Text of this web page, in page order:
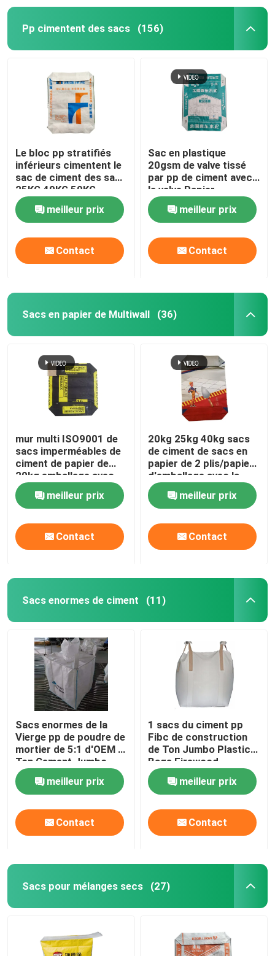
Pp cimentent des sacs (156)
Le bloc pp stratifiés
inférieurs cimentent le
sac de ciment des sacs
25KG 40KG 50KG
Adstar
meilleur prix
Contact
Sac en plastique
20gsm de valve tissé
par pp de ciment avec
la valve Papier
d'emballage Brown
meilleur prix
Contact
Sacs en papier de Multiwall (36)
mur multi ISO9001 de
sacs imperméables de
ciment de papier de
20kg emballage avec
l'adhésif
meilleur prix
Contact
20kg 25kg 40kg sacs
de ciment de sacs en
papier de 2 plis/papier
d'emballage avec la
poudre adhésive
meilleur prix
Contact
Sacs enormes de ciment (11)
Sacs enormes de la
Vierge pp de poudre de
mortier de 5:1 d'OEM 1
Ton Cement Jumbo
Bags
meilleur prix
Contact
1 sacs du ciment pp
Fibc de construction
de Ton Jumbo Plastic
Bags Firewood
meilleur prix
Contact
Sacs pour mélanges secs (27)